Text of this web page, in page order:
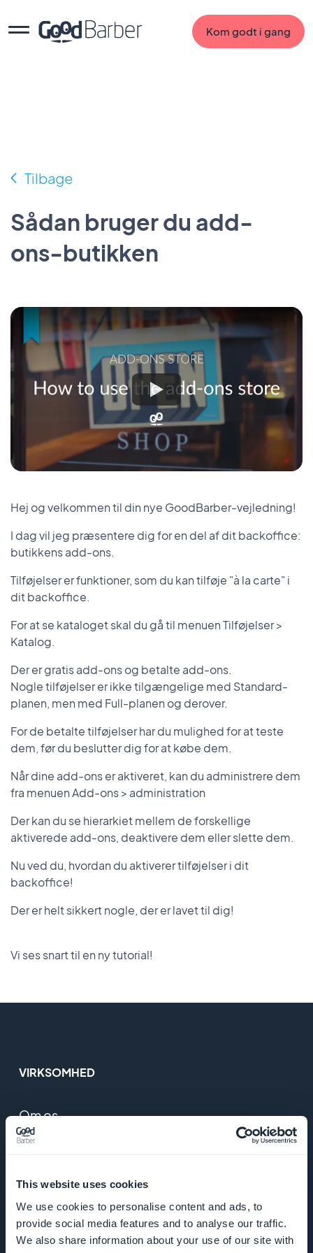
This website uses cookies
We use cookies to personalise content and ads, to
provide social media features and to analyse our traffic.
We also share information about your use of our site with
Kom godt i gang
Tilbage
Sådan bruger du add-
ons-butikken
Hej og velkommen til din nye GoodBarber-vejledning!
I dag vil jeg præsentere dig for en del af dit backoffice:
butikkens add-ons.
Tilføjelser er funktioner, som du kan tilføje "à la carte" i
dit backoffice.
For at se kataloget skal du gå til menuen Tilføjelser >
Katalog.
Der er gratis add-ons og betalte add-ons.
Nogle tilføjelser er ikke tilgængelige med Standard-
planen, men med Full-planen og derover.
For de betalte tilføjelser har du mulighed for at teste
dem, før du beslutter dig for at købe dem.
Når dine add-ons er aktiveret, kan du administrere dem
fra menuen Add-ons > administration
Der kan du se hierarkiet mellem de forskellige
aktiverede add-ons, deaktivere dem eller slette dem.
Nu ved du, hvordan du aktiverer tilføjelser i dit
backoffice!
Der er helt sikkert nogle, der er lavet til dig!
Vi ses snart til en ny tutorial!
VIRKSOMHED
Om os
GoodBarber DNA
Startup Studio